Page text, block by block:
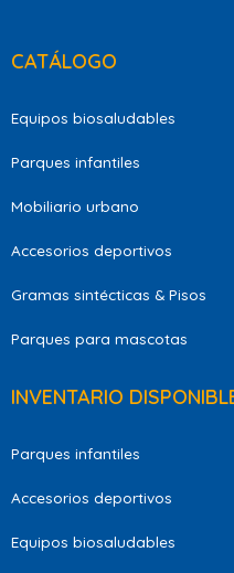
CATÁLOGO
Equipos biosaludables
Parques infantiles
Mobiliario urbano
Accesorios deportivos
Gramas sintécticas & Pisos
Parques para mascotas
INVENTARIO
Parques infantiles
Accesorios deportivos
Equipos biosaludables